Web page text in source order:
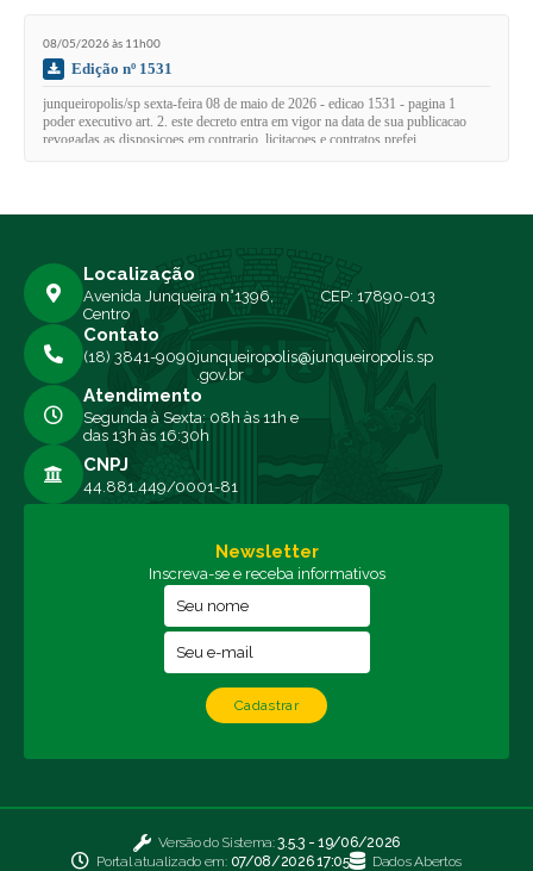
08/05/2026 às 11h00
Edição nº 1531
junqueiropolis/sp sexta-feira 08 de maio de 2026 - edicao 1531 - pagina 1
poder executivo art. 2. este decreto entra em vigor na data de sua publicacao
revogadas as disposicoes em contrario. licitacoes e contratos prefei…
Localização
Avenida Junqueira n°1396,
Centro
CEP: 17890-013
Contato
(18) 3841-9090junqueiropolis@junqueiropolis.sp
.gov.br
Atendimento
Segunda à Sexta: 08h às 11h e
das 13h às 16:30h
CNPJ
44.881.449/0001-81
Newsletter
Inscreva-se e receba informativos
Cadastrar
Versão do Sistema:3.5.3 - 19/06/2026
Portal atualizado em: 07/08/2026 17:05 Dados Abertos